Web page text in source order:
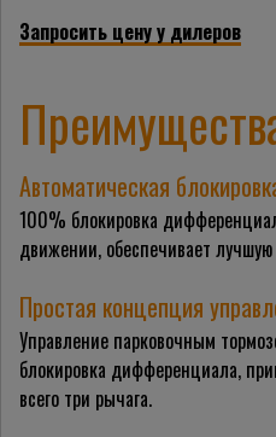
Запросить цену у дилеров
Автоматическая
100% блокировка
движении, обеспечивает
Простая концепция
Управление парковочным
блокировка дифференциала,
всего три рычага.